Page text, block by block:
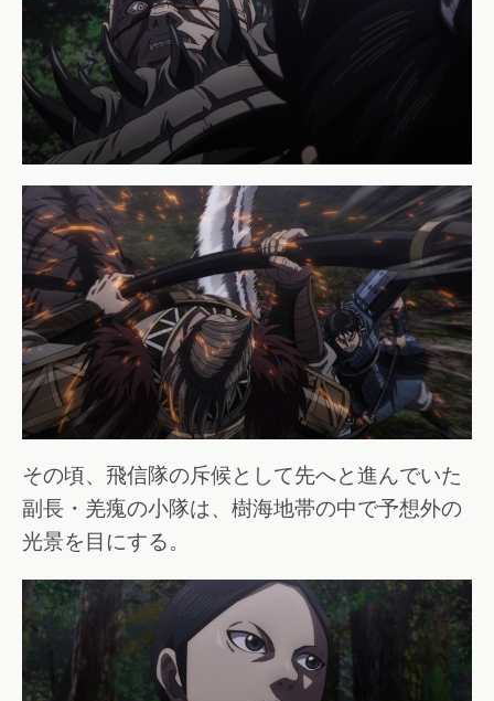
その頃、飛信隊の斥候として先へと進んでいた
副長・羌瘣の小隊は、樹海地帯の中で予想外の
光景を目にする。